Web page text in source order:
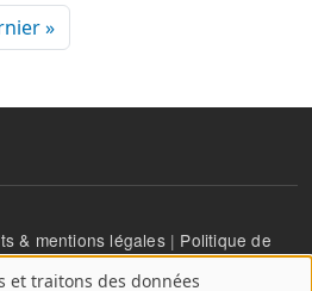
»Dernière page
& mentions légales| Politique de
et traitons des données